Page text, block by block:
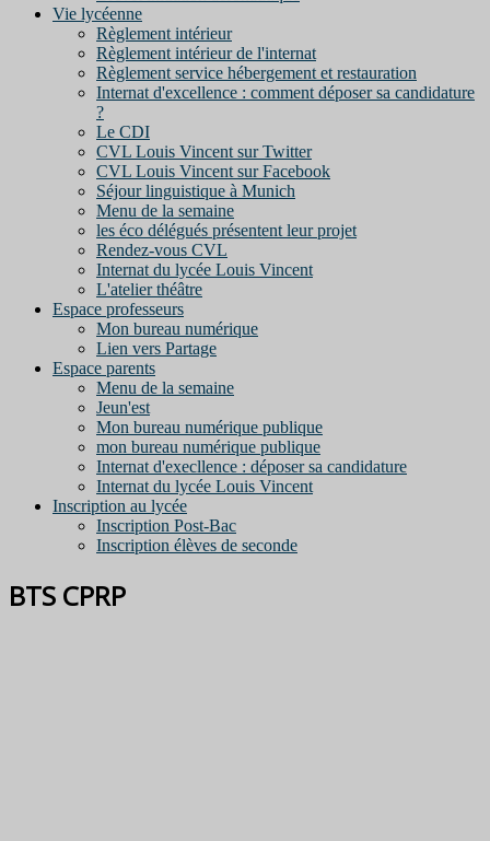
Vie lycéenne
Règlement intérieur
Règlement intérieur de l'internat
Règlement service hébergement et restauration
Internat d'excellence : comment déposer sa candidature
?
Le CDI
CVL Louis Vincent sur Twitter
CVL Louis Vincent sur Facebook
Séjour linguistique à Munich
Menu de la semaine
les éco délégués présentent leur projet
Rendez-vous CVL
Internat du lycée Louis Vincent
L'atelier théâtre
Espace professeurs
Mon bureau numérique
Lien vers Partage
Espace parents
Menu de la semaine
Jeun'est
Mon bureau numérique publique
mon bureau numérique publique
Internat d'execllence : déposer sa candidature
Internat du lycée Louis Vincent
Inscription au lycée
Inscription Post-Bac
Inscription élèves de seconde
BTS CPRP